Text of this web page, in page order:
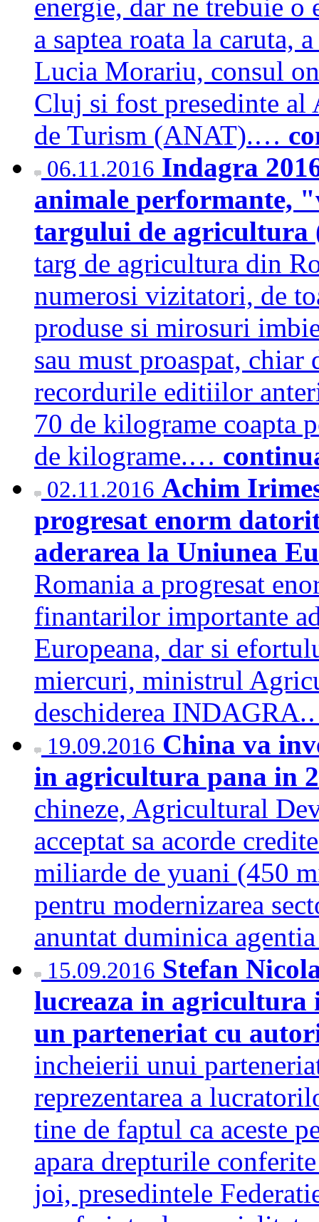
energie, dar ne trebuie
a saptea roata la caruta,
Lucia Morariu, consul
Cluj si fost presedinte
de Turism (ANAT).…
06.11.2016 Indagra
animale performante,
targului de
targ de agricultura din
numerosi vizitatori, de
produse si mirosuri
sau must proaspat, chiar
recordurile editiilor
70 de kilograme coapta
de kilograme.…
02.11.2016 Achim
progresat enorm
aderarea la Uniunea
Romania a progresat
finantarilor importante
Europeana, dar si
miercuri, ministrul
deschiderea
19.09.2016 China va
in agricultura pana in
chineze, Agricultural
acceptat sa acorde
miliarde de yuani (450
pentru modernizarea
anuntat duminica
15.09.2016 Stefan
lucreaza in
un parteneriat cu
incheierii unui
reprezentarea a
tine de faptul ca aceste
apara drepturile
joi, presedintele